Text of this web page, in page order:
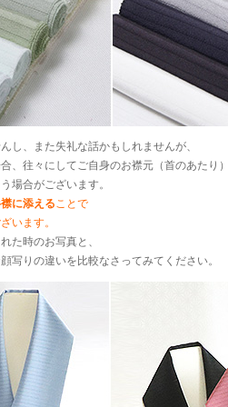
し、また失礼な話かもしれませんが、
、往々にしてご自身のお襟元（首のあたり
場合がございます。
に添えることで
います。
た時のお写真と、
写りの違いを比較なさってみてください。